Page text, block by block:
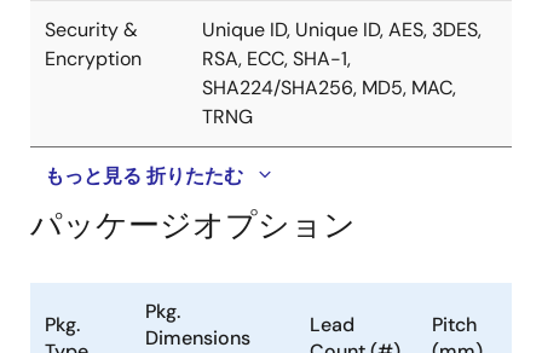
Security &
Encryption
Unique ID, Unique ID, AES, 3DES,
RSA, ECC, SHA-1,
SHA224/SHA256, MD5, MAC,
TRNG
もっと見る 折りたたむ
パッケージオプション
Pkg.
Pkg.
Dimensions
Lead
Pitch